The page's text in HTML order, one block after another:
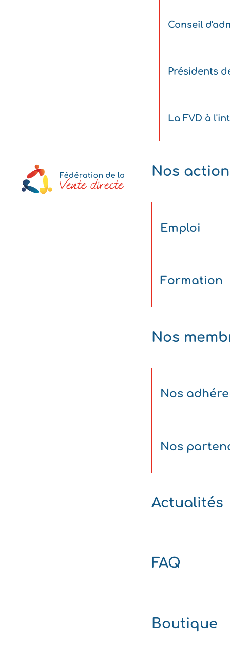
Conseil
Présidents
La FVD à
Nos
Emploi
Formation
Nos
Nos
Nos
Actualités
FAQ
Boutique